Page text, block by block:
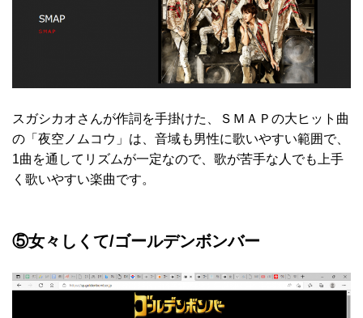
スガシカオさんが作詞を手掛けた、ＳＭＡＰの大ヒット曲
の「夜空ノムコウ」は、音域も男性に歌いやすい範囲で、
1曲を通してリズムが一定なので、歌が苦手な人でも上手
く歌いやすい楽曲です。
⑤女々しくて/ゴールデンボンバー